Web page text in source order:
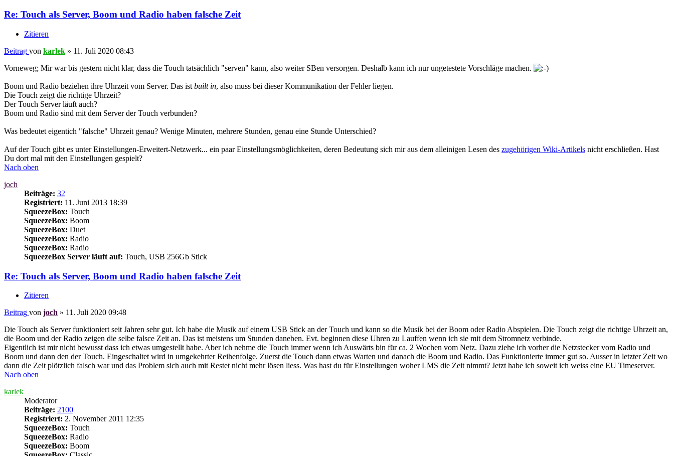
Re: Touch als Server, Boom und Radio haben falsche Zeit
Zitieren
Beitrag von karlek » 11. Juli 2020 08:43
Vorneweg; Mir war bis gestern nicht klar, dass die Touch tatsächlich "serven" kann, also weiter SBen versorgen. Deshalb kann ich nur ungetestete Vorschläge machen.
Boom und Radio beziehen ihre Uhrzeit vom Server. Das ist built in, also muss bei dieser Kommunikation der Fehler liegen.
Die Touch zeigt die richtige Uhrzeit?
Der Touch Server läuft auch?
Boom und Radio sind mit dem Server der Touch verbunden?
Was bedeutet eigentich "falsche" Uhrzeit genau? Wenige Minuten, mehrere Stunden, genau eine Stunde Unterschied?
Auf der Touch gibt es unter Einstellungen-Erweitert-Netzwerk... ein paar Einstellungsmöglichkeiten, deren Bedeutung sich mir aus dem alleinigen Lesen des zugehörigen Wiki-Artikels nicht erschließen. Hast
Du dort mal mit den Einstellungen gespielt?
Nach oben
joch
Beiträge: 32
Registriert: 11. Juni 2013 18:39
SqueezeBox: Touch
SqueezeBox: Boom
SqueezeBox: Duet
SqueezeBox: Radio
SqueezeBox: Radio
SqueezeBox Server läuft auf: Touch, USB 256Gb Stick
Re: Touch als Server, Boom und Radio haben falsche Zeit
Zitieren
Beitrag von joch » 11. Juli 2020 09:48
Die Touch als Server funktioniert seit Jahren sehr gut. Ich habe die Musik auf einem USB Stick an der Touch und kann so die Musik bei der Boom oder Radio Abspielen. Die Touch zeigt die richtige Uhrzeit an,
die Boom und der Radio zeigen die selbe falsce Zeit an. Das ist meistens um Stunden daneben. Evt. beginnen diese Uhren zu Lauffen wenn ich sie mit dem Stromnetz verbinde.
Eigentlich ist mir nicht bewusst dass ich etwas umgestellt habe. Aber ich nehme die Touch immer wenn ich Auswärts bin für ca. 2 Wochen vom Netz. Dazu ziehe ich vorher die Netzstecker vom Radio und
Boom und dann den der Touch. Eingeschaltet wird in umgekehrter Reihenfolge. Zuerst die Touch dann etwas Warten und danach die Boom und Radio. Das Funktionierte immer gut so. Ausser in letzter Zeit wo
dann die Zeit plötzlich falsch war und das Problem sich auch mit Restet nicht mehr lösen liess. Was hast du für Einstellungen woher LMS die Zeit nimmt? Jetzt habe ich soweit ich weiss eine EU Timeserver.
Nach oben
karlek
Moderator
Beiträge: 2100
Registriert: 2. November 2011 12:35
SqueezeBox: Touch
SqueezeBox: Radio
SqueezeBox: Boom